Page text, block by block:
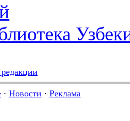
· Новости · Реклама